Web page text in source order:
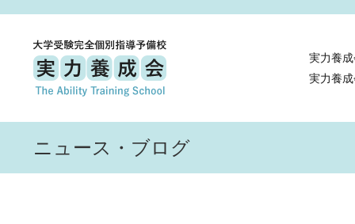
実力養
実力養
ニュース・ブログ